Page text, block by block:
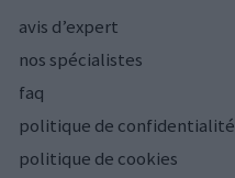
avis d’expert
nos spécialistes
faq
politique de confidentialité
politique de cookies